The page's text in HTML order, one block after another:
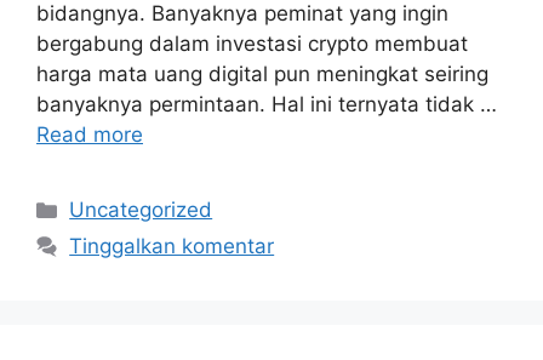
bidangnya. Banyaknya peminat yang ingin
bergabung dalam investasi crypto membuat
harga mata uang digital pun meningkat seiring
banyaknya permintaan. Hal ini ternyata tidak …
Read more
Kategori
Uncategorized
Tinggalkan komentar